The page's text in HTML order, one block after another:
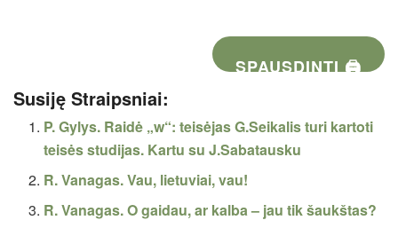
SPAUSDINTI 🖨
Susiję Straipsniai:
P. Gylys. Raidė „w“: teisėjas G.Seikalis turi kartoti
teisės studijas. Kartu su J.Sabatausku
R. Vanagas. Vau, lietuviai, vau!
R. Vanagas. O gaidau, ar kalba – jau tik šaukštas?